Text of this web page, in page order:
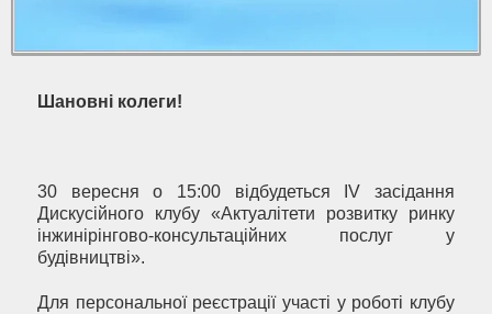
Шановні колеги!
30 вересня о 15:00 відбудеться IV засідання
Дискусійного клубу «Актуалітети розвитку ринку
інжинірінгово-консультаційних послуг у
будівництві».
Для персональної реєстрації участі у роботі клубу